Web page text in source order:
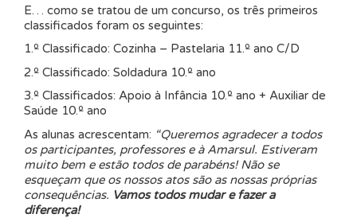
E… como se tratou de um concurso, os três primeiros
classificados foram os seguintes:
1.º Classificado: Cozinha – Pastelaria 11.º ano C/D
2.º Classificado: Soldadura 10.º ano
3.º Classificados: Apoio à Infância 10.º ano + Auxiliar de
Saúde 10.º ano
As alunas acrescentam: “Queremos agradecer a todos
os participantes, professores e à Amarsul. Estiveram
muito bem e estão todos de parabéns! Não se
esqueçam que os nossos atos são as nossas próprias
consequências. Vamos todos mudar e fazer a
diferença!